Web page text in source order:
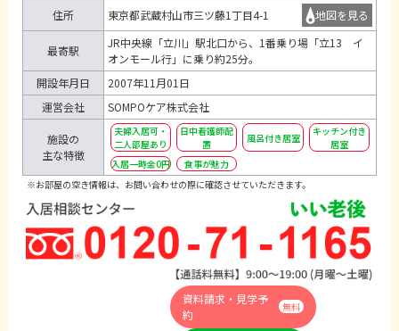
住所
東京都武蔵村山市三ツ藤1丁目4-1 地図を見る
最寄駅
JR中央線「立川」駅北口から、1番乗り場「立13 イ
オンモール行」に乗り約25分。
開設年月日
2007年11月01日
運営会社
SOMPOケア株式会社
施設の
主な特徴
夫婦入居可・
二人部屋あり
日中看護師配
置
風呂付き居室
キッチン付き
居室
入居一時金0円
食事が魅力
※お部屋の空き情報は、お問い合わせの際に確認させていただきます。
資料請求・見学予
約
無料